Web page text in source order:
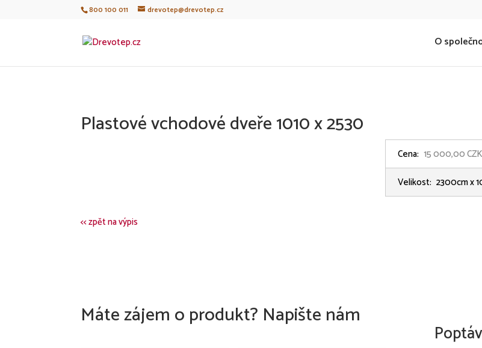
800 100 011 drevotep@drevotep.cz
O
Plastové vchodové dveře 1010 x 2530
Cena: 15 000,00 CZK
Velikost: 2300cm x
<< zpět na výpis
Máte zájem o produkt? Napište nám